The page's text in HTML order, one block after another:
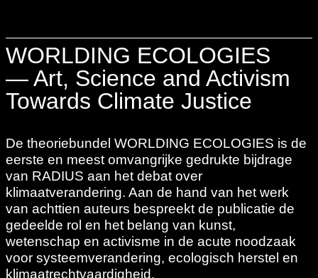
WORLDING ECOLOGIES
— Art, Science and Activism
Towards Climate Justice
De theoriebundel WORLDING ECOLOGIES is de
eerste en meest omvangrijke gedrukte bijdrage
van RADIUS aan het debat over
klimaatverandering. Aan de hand van het werk
van achttien auteurs bespreekt de publicatie de
gedeelde rol en het belang van kunst,
wetenschap en activisme in de acute noodzaak
voor systeemverandering, ecologisch herstel en
klimaatrechtvaardigheid.